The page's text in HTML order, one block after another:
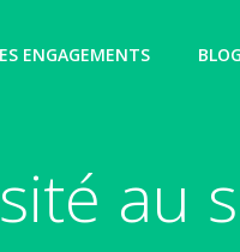
ENGAGEMENTS BLOG
au